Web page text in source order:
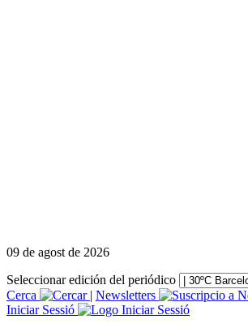
09 de agost de 2026
Seleccionar edición del periódico
Cerca
| Newsletters
Iniciar Sessió